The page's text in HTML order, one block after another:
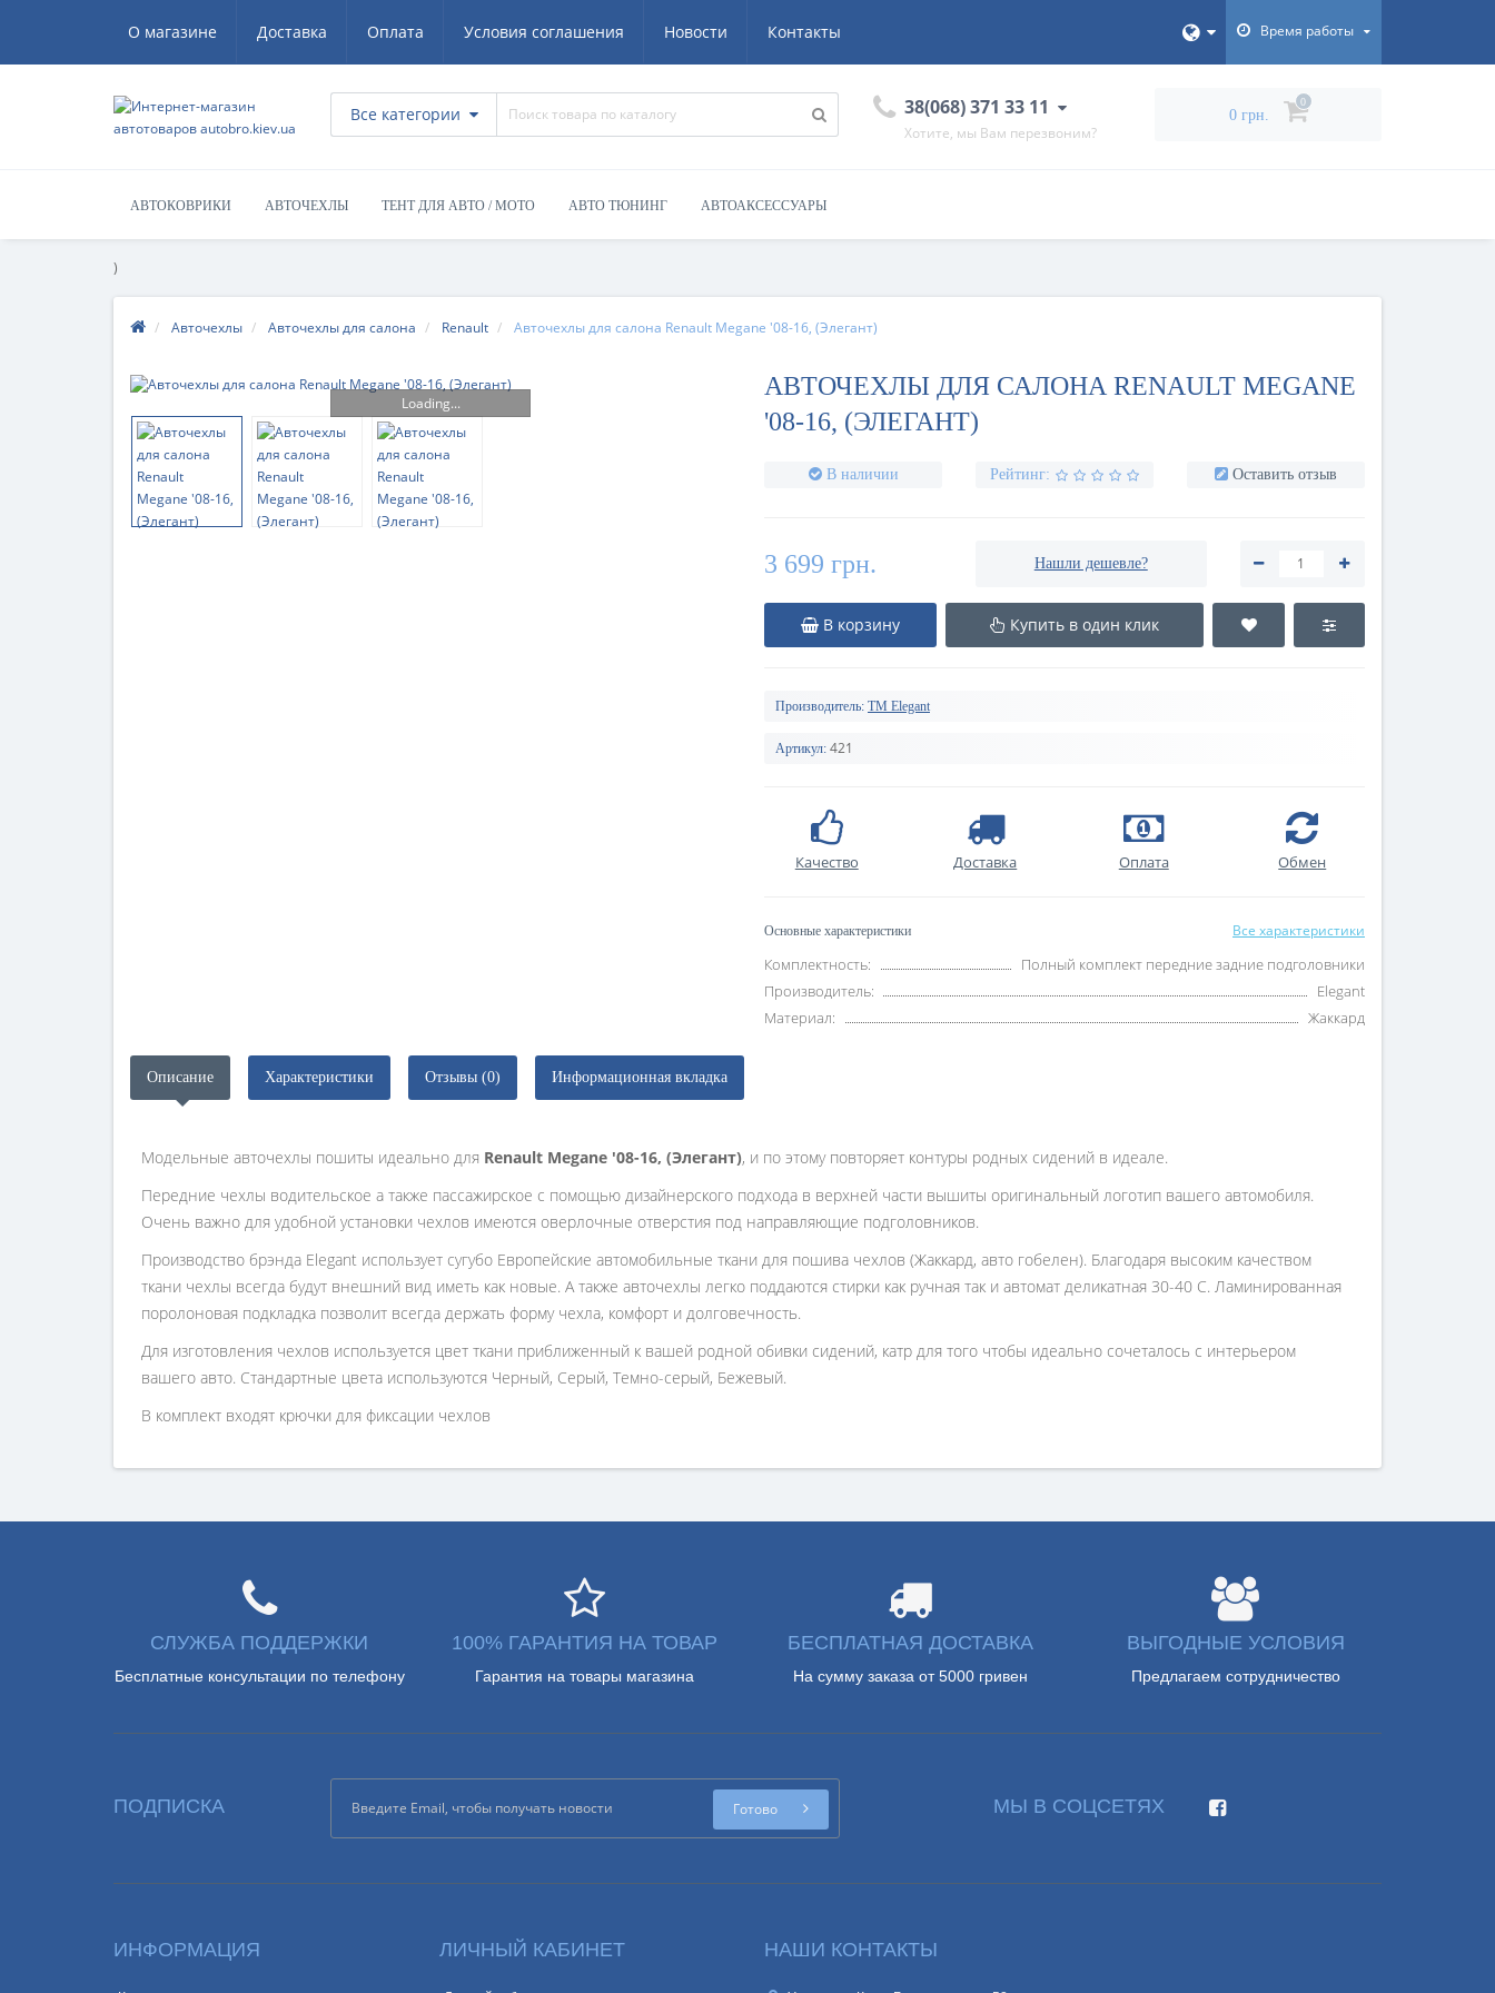
О магазине Доставка Оплата Условия соглашения Новости Контакты Время работы
Все категории 38(068) 371 33 11
Хотите, мы Вам перезвоним?
0 грн.
0
АВТОКОВРИКИ АВТОЧЕХЛЫ ТЕНТ ДЛЯ АВТО / МОТО АВТО ТЮНИНГ АВТОАКСЕССУАРЫ
)
Авточехлы Авточехлы для салона Renault Авточехлы для салона Renault Megane '08-16, (Элегант)
Loading...
АВТОЧЕХЛЫ ДЛЯ САЛОНА RENAULT MEGANE
'08-16, (ЭЛЕГАНТ)
В наличии Рейтинг: Оставить отзыв
3 699 грн. Нашли дешевле?
В корзину Купить в один клик
Производитель: TM Elegant
Артикул: 421
Качество Доставка Оплата Обмен
Основные характеристики Все характеристики
Комплектность:
Полный комплект передние задние подголовники
Производитель:
Elegant
Материал:
Жаккард
Описание Характеристики Отзывы (0) Информационная вкладка
Модельные авточехлы пошиты идеально для Renault Megane '08-16, (Элегант), и по этому повторяет контуры родных сидений в идеале.
Передние чехлы водительское а также пассажирское с помощью дизайнерского подхода в верхней части вышиты оригинальный логотип вашего автомобиля.
Очень важно для удобной установки чехлов имеются оверлочные отверстия под направляющие подголовников.
Производство брэнда Elegant использует сугубо Европейские автомобильные ткани для пошива чехлов (Жаккард, авто гобелен). Благодаря высоким качеством
ткани чехлы всегда будут внешний вид иметь как новые. А также авточехлы легко поддаются стирки как ручная так и автомат деликатная 30-40 С. Ламинированная
поролоновая подкладка позволит всегда держать форму чехла, комфорт и долговечность.
Для изготовления чехлов используется цвет ткани приближенный к вашей родной обивки сидений, катр для того чтобы идеально сочеталось с интерьером
вашего авто. Стандартные цвета используются Черный, Серый, Темно-серый, Бежевый.
В комплект входят крючки для фиксации чехлов
СЛУЖБА ПОДДЕРЖКИ
Бесплатные консультации по телефону
100% ГАРАНТИЯ НА ТОВАР
Гарантия на товары магазина
БЕСПЛАТНАЯ ДОСТАВКА
На сумму заказа от 5000 гривен
ВЫГОДНЫЕ УСЛОВИЯ
Предлагаем сотрудничество
ПОДПИСКА Готово МЫ В СОЦСЕТЯХ
ИНФОРМАЦИЯ ЛИЧНЫЙ КАБИНЕТ НАШИ КОНТАКТЫ